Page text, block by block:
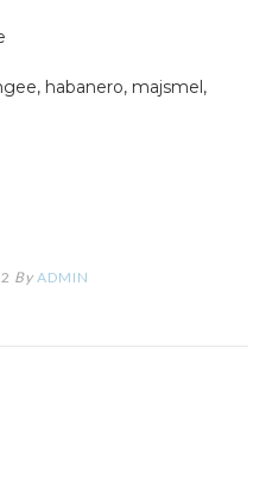
habanero, majsmel,
By ADMIN